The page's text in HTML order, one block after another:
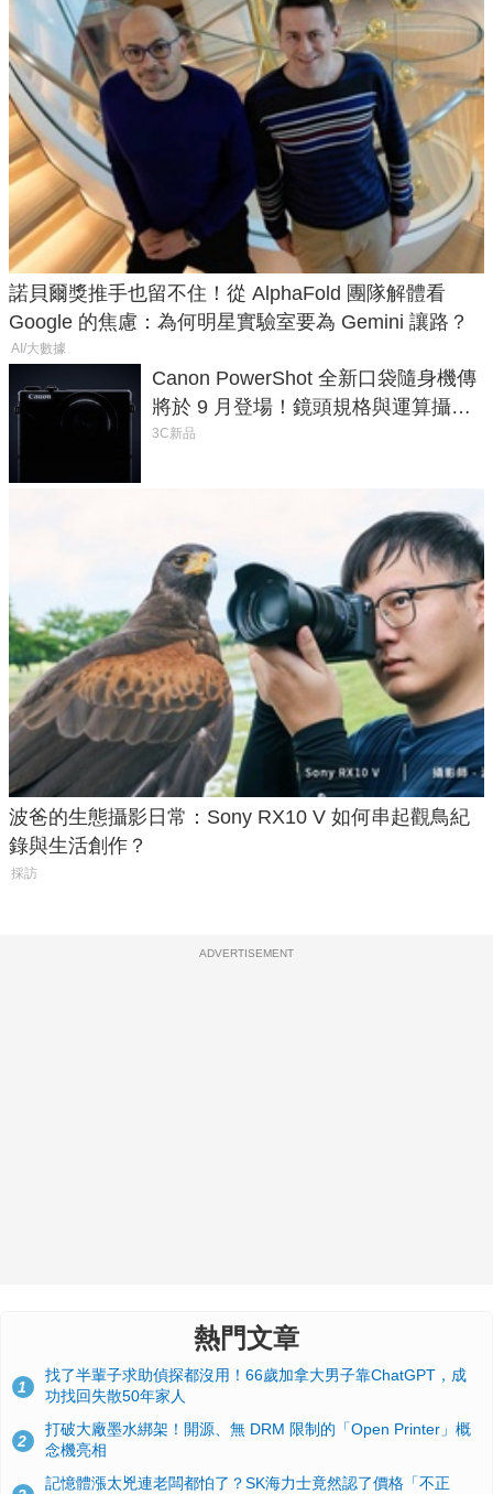
諾貝爾獎推手也留不住！從 AlphaFold 團隊解體看
Google 的焦慮：為何明星實驗室要為 Gemini 讓路？
AI/大數據
Canon PowerShot 全新口袋隨身機傳
將於 9 月登場！鏡頭規格與運算攝影
升級成為焦點
3C新品
波爸的生態攝影日常：Sony RX10 V 如何串起觀鳥紀
錄與生活創作？
採訪
ADVERTISEMENT
熱門文章
1
找了半輩子求助偵探都沒用！66歲加拿大男子靠ChatGPT，成
功找回失散50年家人
2
打破大廠墨水綁架！開源、無 DRM 限制的「Open Printer」概
念機亮相
記憶體漲太兇連老闆都怕了？SK海力士竟然認了價格「不正